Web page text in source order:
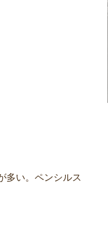
多い。ペンシルス